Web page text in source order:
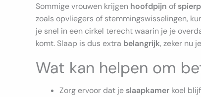
Sommige vrouwen krijgen hoofdpijn of
zoals opvliegers of stemmingswisselingen,
je snel in een cirkel terecht waarin je je
komt. Slaap is dus extra belangrijk, zeker nu
Wat kan helpen om
Zorg ervoor dat je slaapkamer koel